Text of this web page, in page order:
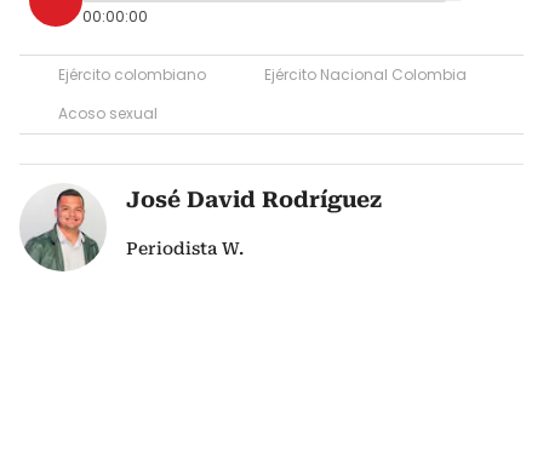
00:00:00
Ejército colombiano
Ejército Nacional Colombia
Acoso sexual
José David Rodríguez
Periodista W.